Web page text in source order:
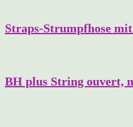
Straps-Strumpfhose
BH plus String ouvert,